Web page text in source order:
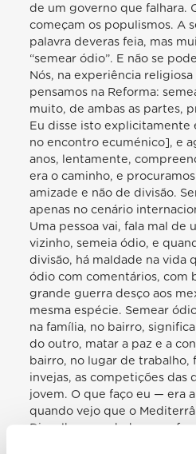
de um governo que falhara.
começam os populismos. A
palavra deveras feia, mas
“semear ódio”. E não se
Nós, na experiência
pensamos na Reforma:
muito, de ambas as partes,
Eu disse isto explicitamente
no encontro ecuménico], e
anos, lentamente,
era o caminho, e
amizade e não de divisão.
apenas no cenário
Uma pessoa vai, fala mal de
vizinho, semeia ódio, e
divisão, há maldade na vida
ódio com comentários, com
grande guerra desço aos
mesma espécie. Semear
na família, no bairro,
do outro, matar a paz e a
bairro, no lugar de trabalho,
invejas, as competições das
jovem. O que faço eu — era
quando vejo que o
Digo-lhe a verdade, eu sofro,
devemos aceitar este